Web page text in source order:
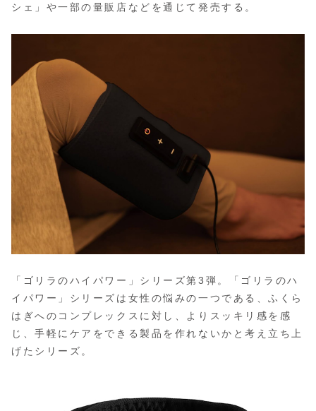
シェ」や一部の量販店などを通じて発売する。
「ゴリラのハイパワー」シリーズ第3弾。「ゴリラのハ
イパワー」シリーズは女性の悩みの一つである、ふくら
はぎへのコンプレックスに対し、よりスッキリ感を感
じ、手軽にケアをできる製品を作れないかと考え立ち上
げたシリーズ。